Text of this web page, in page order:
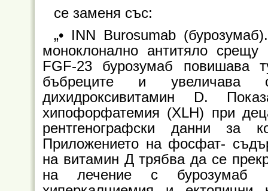
се заменя със:
„• INN Burosumab
моноклонално антитяло
FGF-23 бурозумаб повишава
бъбреците и увеличава
дихидроксивитамин D.
хипофорфатемия (XLH) при
рентгенографски данни за
Приложението на фосфат-
на витамин Д трябва да се
на лечение с бурозумаб